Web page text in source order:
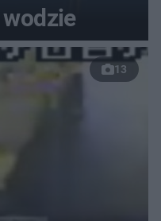
wodzie
13